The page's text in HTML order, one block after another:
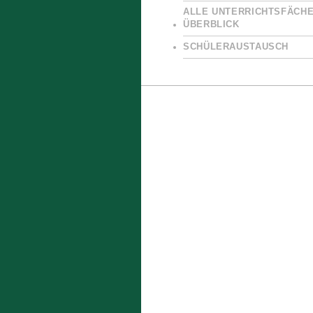
ALLE
ÜBERBLICK
SCHÜLERAUSTAUSCH